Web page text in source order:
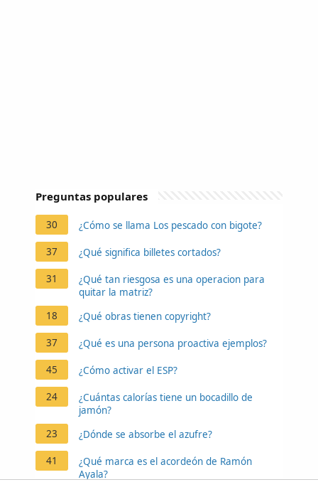
Preguntas populares
30 ¿Cómo se llama Los pescado con bigote?
37 ¿Qué significa billetes cortados?
31
¿Qué tan riesgosa es una operacion para
quitar la matriz?
18
¿Qué obras tienen copyright?
37 ¿Qué es una persona proactiva ejemplos?
45 ¿Cómo activar el ESP?
24
¿Cuántas calorías tiene un bocadillo de
jamón?
23
¿Dónde se absorbe el azufre?
41
¿Qué marca es el acordeón de Ramón
Ayala?